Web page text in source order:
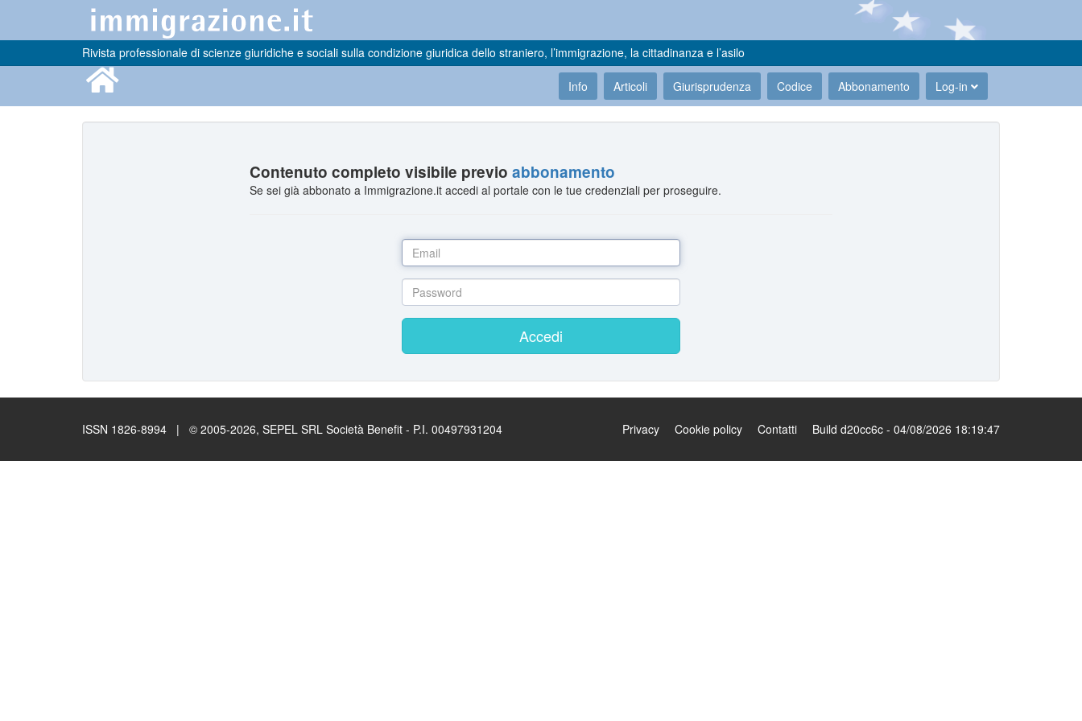
Rivista professionale di scienze giuridiche e sociali sulla condizione giuridica dello straniero, l’immigrazione, la cittadinanza e l’asilo
Info Articoli Giurisprudenza Codice Abbonamento Log-in
Contenuto completo visibile previoabbonamento
Se sei già abbonato a Immigrazione.it accedi al portale con le tue credenziali per proseguire.
Accedi
ISSN 1826-8994 | © 2005-2026, SEPEL SRL Società Benefit - P.I. 00497931204 Privacy Cookie policy Contatti Build d20cc6c - 04/08/2026 18:19:47